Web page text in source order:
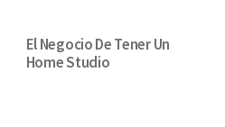
El Negocio De Tener Un
Home Studio